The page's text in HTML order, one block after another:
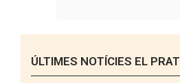
ÚLTIMES NOTÍCIES EL PRAT